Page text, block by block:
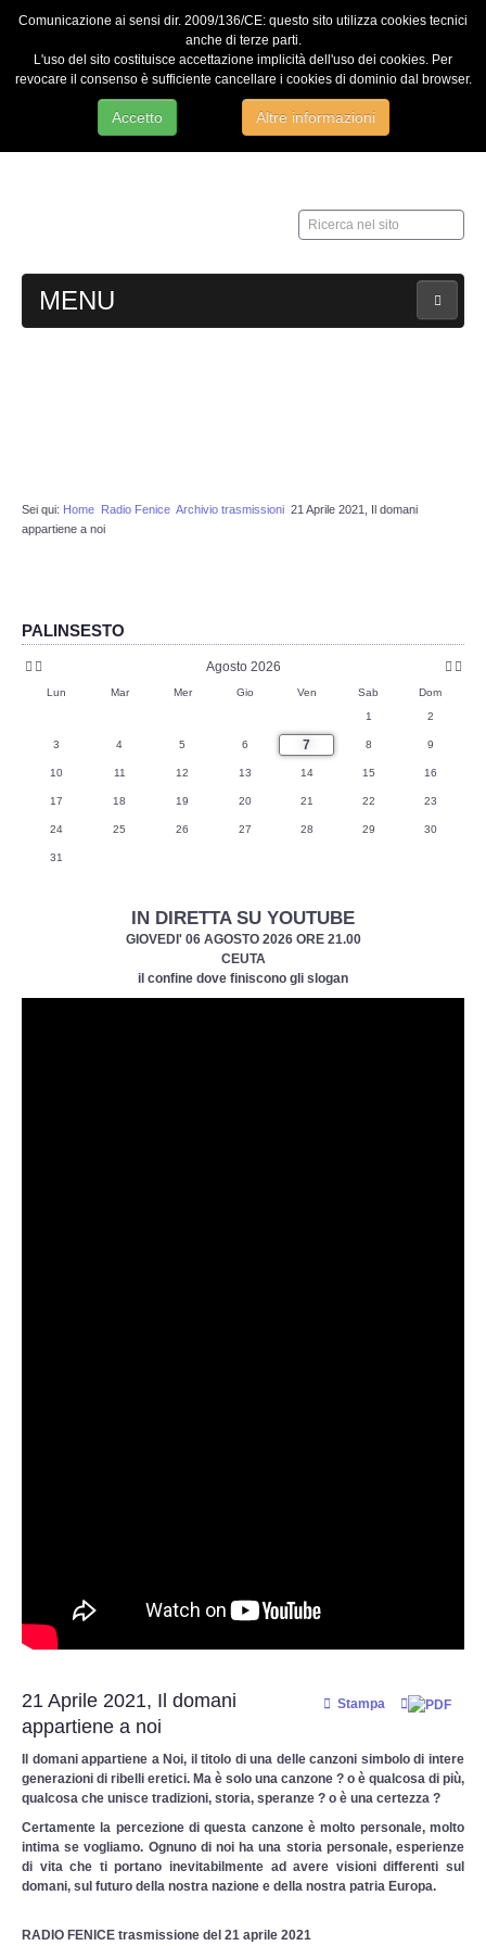
Comunicazione ai sensi dir. 2009/136/CE: questo sito utilizza cookies tecnici
anche di terze parti.
L'uso del sito costituisce accettazione implicità dell'uso dei cookies. Per
revocare il consenso è sufficiente cancellare i cookies di dominio dal browser.
Accetto Altre informazioni
Ricerca
nel
MENU
Redazione
STORIA
Storia Greco Romana
Documenti dal 2000 ad oggi
MULTIMEDIA
Canzoniere
Filmati
Gallerie fotografiche
Discimus Vitae
Sei qui: Home Radio Fenice Archivio trasmissioni 21 Aprile 2021, Il domani
appartiene a noi
PALINSESTO
Precedente
Precedente
Agosto 2026
Lun Mar Mer Gio Ven Sab
Dom
1
2
3 4 5 6 7 8 9
10 11 12 13 14 15 16
17 18 19 20 21 22 23
24 25 26 27 28 29 30
31
IN DIRETTA SU YOUTUBE
GIOVEDI' 06 AGOSTO 2026 ORE 21.00
CEUTA
il confine dove finiscono gli slogan
Stampa
21 Aprile 2021, Il domani
appartiene a noi
Il domani appartiene a Noi, il titolo di una delle canzoni simbolo di intere
generazioni di ribelli eretici. Ma è solo una canzone ? o è qualcosa di più,
qualcosa che unisce tradizioni, storia, speranze ? o è una certezza ?
Certamente la percezione di questa canzone è molto personale, molto
intima se vogliamo. Ognuno di noi ha una storia personale, esperienze
di vita che ti portano inevitabilmente ad avere visioni differenti sul
domani, sul futuro della nostra nazione e della nostra patria Europa.
RADIO FENICE trasmissione del 21 aprile 2021